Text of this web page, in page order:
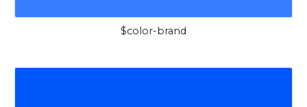
$color-brand